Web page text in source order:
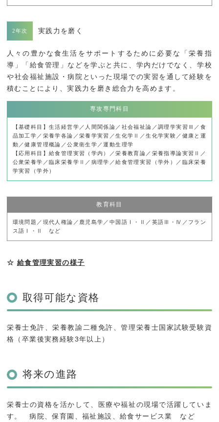
実践力を磨く
人々の豊かな食生活をサポートするために必要な「栄養指
導」「給食管理」などを学ぶと共に、学内だけでなく、学校
や社会福祉施設・病院といった現場での実習を通して経験を
積むことにより、実践力を磨き総合力を高めます。
専攻専門科目
【基礎科目】生活経営学／人間関係論／社会福祉論／調理学実習Ⅲ／食
品加工学／栄養学各論／栄養学実習／生化学Ⅱ／生化学実験／健康と運
動／健康管理概論／公衆衛生学／運動生理学
【応用科目】給食管理実習（学内）／栄養教育論／栄養指導論実習Ⅱ／
公衆栄養学／臨床栄養学Ⅱ／病理学／給食管理実習（学外）／臨床栄養
学実習（学外）
教育科目
環境問題／現代人権論／鹿児島学／中国語Ⅰ・Ⅱ／英語Ⅲ・Ⅳ／フラン
ス語Ⅰ・Ⅱ など
☆ 給食管理実習の様子
取得可能な資格
栄養士免許、栄養教諭二種免許、管理栄養士国家試験受験資
格（卒業後実務経験3年以上）
将来の進路
栄養士の資格を活かして、医療や福祉の現場で活躍していま
す。 病院、保育園、福祉施設、給食サービス業 など